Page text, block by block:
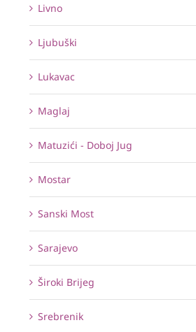
Livno
Ljubuški
Lukavac
Maglaj
Matuzići - Doboj Jug
Mostar
Sanski Most
Sarajevo
Široki Brijeg
Srebrenik